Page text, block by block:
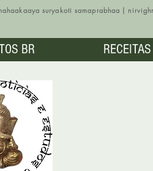
suryakoti samaprabhaa |
BR RECEITAS